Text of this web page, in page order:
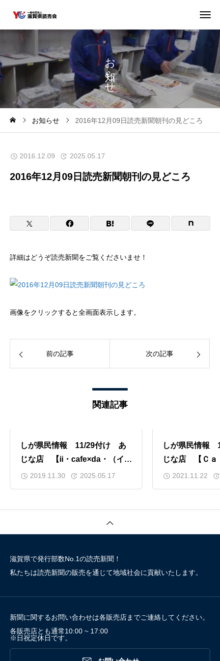
お
ら
せ
お知らせ 2016年12月09日読売新聞朝刊の見どころ
2016.12.09 2025.05.17
2016年12月09日読売新聞朝刊の見どころ
詳細はどうぞ読売新聞をご覧くださいませ！
画像をクリックすると全画面表示します。
前の記事 次の記事
関連記事
しが県民情報 11/29付け あ
じな店 【ii・cafe×da・（イ
イ・カフェ・ダ・バー）（大
2019.11.30 2025.05.17
しが県民情報
じな店 【Ｃａ
ｔ（大津）】
2021.11.22
滋賀県で発行部数No.1の読売新聞！
私たちは読売新聞の販売を通じて地域社会に貢献いたします。
新聞に関するお問い合わせは各販売店までご連絡してください。
各販売店とも通常10:00 ~ 17:00
※日祝定休日です。